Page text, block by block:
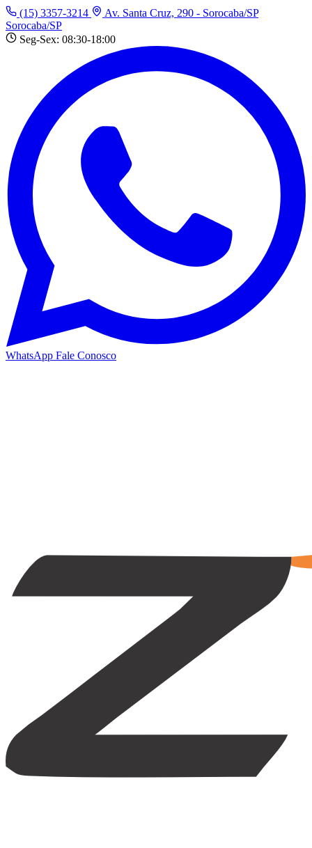
(15) 3357-3214
Av. Santa Cruz, 290 - Sorocaba/SP
Sorocaba/SP
Seg-Sex: 08:30-18:00
WhatsApp Fale Conosco